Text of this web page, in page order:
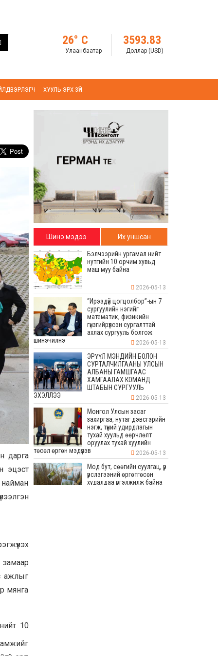
26° C
- Улаанбаатар
3593.83
- Доллар (USD)
ХУУЛЬ ЭРХ ЗҮЙ
дарга
эцэст
найман
замаар
ажлыг
мянга
10
Шинэ мэдээ Их уншсан
Бэлчээрийн ургамал нийт
нутгийн 10 орчим хувьд
маш муу байна
2026-05-13
“Ирээдүй цогцолбор”-ын 7
сургуулийн нэгийг
математик, физикийн
гүнзгийрүүлсэн сургалттай
ахлах сургууль болгож
шинэчилнэ
2026-05-13
ЭРҮҮЛ МЭНДИЙН БОЛОН
СУРТАЛЧИЛГААНЫ УЛСЫН
АЛБАНЫ ГАМШГААС
ХАМГААЛАХ КОМАНД
ШТАБЫН СУРГУУЛЬ
ЭХЭЛЛЭЭ
2026-05-13
Монгол Улсын засаг
захиргаа, нутаг дэвсгэрийн
нэгж, түүний удирдлагын
тухай хуульд өөрчлөлт
оруулах тухай хуулийн
төсөл өргөн мэдүүлэв
2026-05-13
Мод бут, сөөгийн суулгац, үр
үрслэгээний өргөтгөсөн
худалдаа үргэлжилж байна